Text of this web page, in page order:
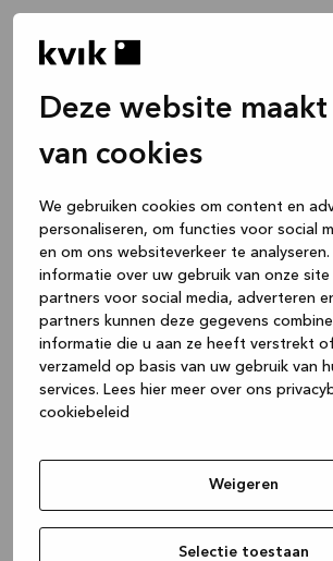
Deze website
van cookies
We gebruiken cookies om content en
personaliseren, om functies voor social
en om ons websiteverkeer te
informatie over uw gebruik van onze site
partners voor social media, adverteren
partners kunnen deze gegevens
informatie die u aan ze heeft verstrekt
verzameld op basis van uw gebruik van
services. Lees hier meer over ons
cookiebeleid
Weigeren
Selectie toestaan
(see the browser
information).